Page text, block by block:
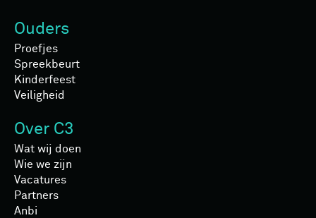
Ouders
Proefjes
Spreekbeurt
Kinderfeest
Veiligheid
Over C3
Wat wij doen
Wie we zijn
Vacatures
Partners
Anbi